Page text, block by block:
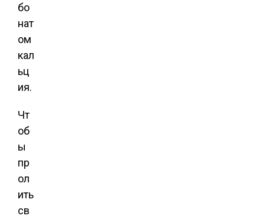
бо
нат
ом
кал
ьц
ия.
Чт
об
ы
пр
ол
ить
св